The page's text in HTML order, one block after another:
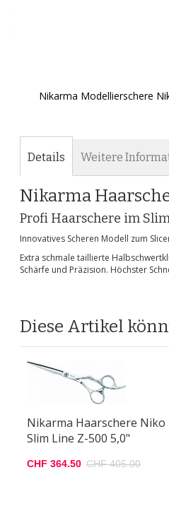
Nikarma Modellierschere
der
springen
Details
Nikarma
Profi Haarschere im
Innovatives Scheren Modell zum
Extra schmale taillierte
Schärfe und Präzision. Höchster
Weitere
Diese Artikel
Nikarma Haarschere Niko
Slim Line Z-500 5,0"
CHF 364.50 CHF 405.00